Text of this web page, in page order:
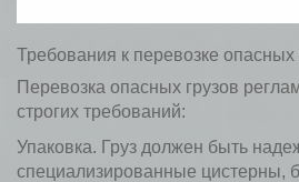
Требования к перевозке опасных
Перевозка опасных грузов
строгих требований:
Упаковка. Груз должен быть
специализированные цистерны,